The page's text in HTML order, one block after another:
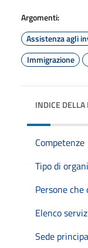
Argomenti:
Assistenza agli
Immigrazione
INDICE DELLA
Competenze
Tipo di
Persone
Elenco
Sede